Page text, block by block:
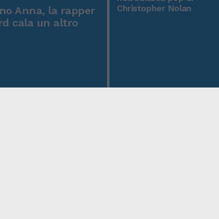
Anna, la rapper
cala un altro
Christopher Nolan